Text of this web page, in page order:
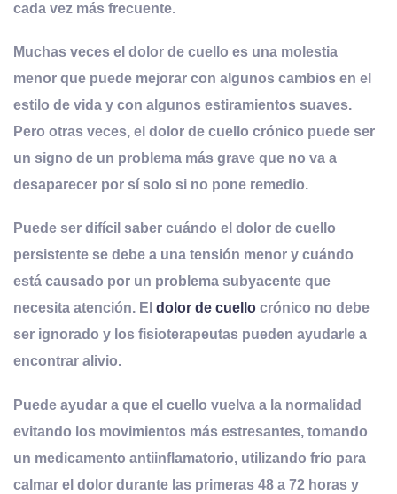
cada vez más frecuente.
Muchas veces el dolor de cuello es una molestia
menor que puede mejorar con algunos cambios en el
estilo de vida y con algunos estiramientos suaves.
Pero otras veces, el dolor de cuello crónico puede ser
un signo de un problema más grave que no va a
desaparecer por sí solo si no pone remedio.
Puede ser difícil saber cuándo el dolor de cuello
persistente se debe a una tensión menor y cuándo
está causado por un problema subyacente que
necesita atención. El dolor de cuello crónico no debe
ser ignorado y los fisioterapeutas pueden ayudarle a
encontrar alivio.
Puede ayudar a que el cuello vuelva a la normalidad
evitando los movimientos más estresantes, tomando
un medicamento antiinflamatorio, utilizando frío para
calmar el dolor durante las primeras 48 a 72 horas y